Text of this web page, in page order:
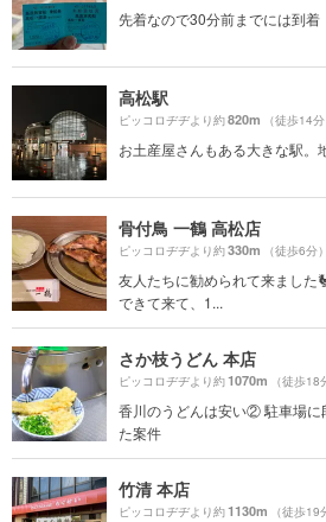
先着なので30分前までには到着
高松駅
ピッコロヂヂより約820m （徒歩14分
お土産屋さんもある大きな駅。
骨付鳥 一鶴 高松店
ピッコロヂヂより約330m （徒歩6分）
友人たちに勧められて来ました
できて来て、1...
さか枝うどん 本店
ピッコロヂヂより約1070m （徒歩18
香川のうどんは安い② 駐車場に
た案件
竹清 本店
ピッコロヂヂより約1130m （徒歩19